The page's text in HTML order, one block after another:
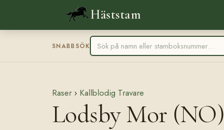
Häststam
SNABBSÖK
Raser › Kallblodig Travare
Lodsby Mor (NO)